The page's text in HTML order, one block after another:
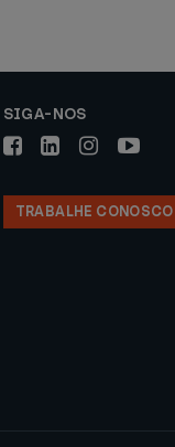
SIGA-NOS
TRABALHE CONOSCO